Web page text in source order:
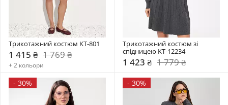
Трикотажний костюм KT-801
1 415 ₴ 1 769 ₴
+ 2 кольори
Трикотажний костюм зі
спідницею KT-12234
1 423 ₴ 1 779 ₴
- 30% - 30%